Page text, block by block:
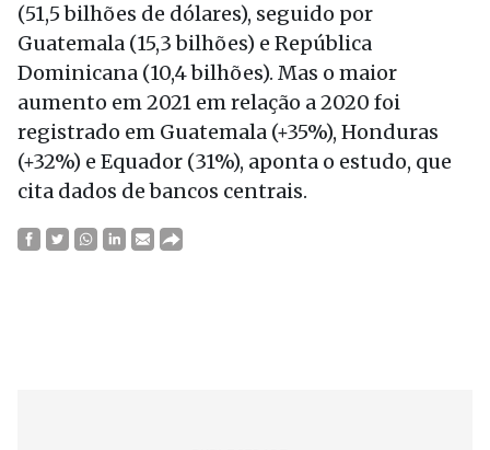
(51,5 bilhões de dólares), seguido por
Guatemala (15,3 bilhões) e República
Dominicana (10,4 bilhões). Mas o maior
aumento em 2021 em relação a 2020 foi
registrado em Guatemala (+35%), Honduras
(+32%) e Equador (31%), aponta o estudo, que
cita dados de bancos centrais.